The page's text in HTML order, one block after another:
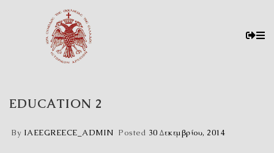
EDUCATION 2
By IAEEGREECE_ADMIN Posted 30 Δεκεμβρίου, 2014